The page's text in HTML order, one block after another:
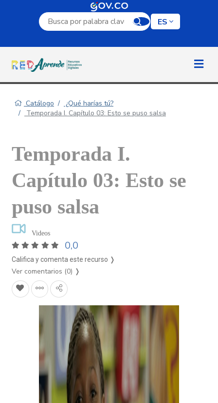
Campo de búsqueda por palabra clave
ES
Catálogo
¿Qué harías tú?
Temporada I. Capítulo 03: Esto se puso salsa
Temporada I.
Capítulo 03: Esto se
puso salsa
Videos
0,0
Califica y comenta este recurso ❭
Ver comentarios (0) ❭